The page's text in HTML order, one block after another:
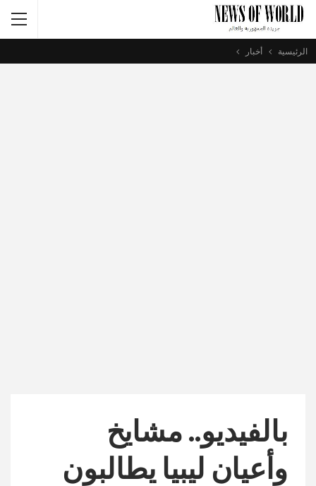
الرئيسية أخبار
بالفيديو.. مشايخ
وأعيان ليبيا يطالبون